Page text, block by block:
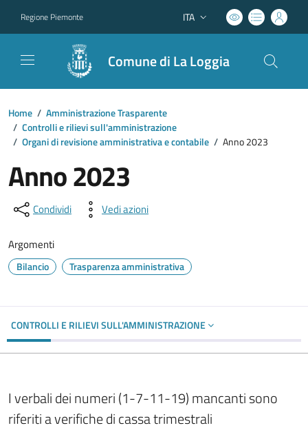
Regione Piemonte Lingua attiva:
ITA
Comune di La Loggia
Home / Amministrazione Trasparente
/ Controlli e rilievi sull'amministrazione
/ Organi di revisione amministrativa e contabile / Anno 2023
Anno 2023
Condividi Vedi azioni
Argomenti
Bilancio Trasparenza amministrativa
CONTROLLI E RILIEVI SULL'AMMINISTRAZIONE
I verbali dei numeri (1-7-11-19) mancanti sono
riferiti a verifiche di cassa trimestrali